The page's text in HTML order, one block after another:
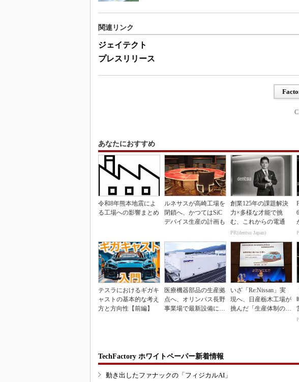
関連リンク
ジェイテクト
プレスリリース
あなたにおすすめ
令和8年熊本地震によ
る工場への影響まとめ
ルネサスが高崎工場を
閉鎖へ、かつてはSiC
デバイス生産の計画も
創業125年の課題解決
力×多様な才能で挑
む、これからの電通
PR(dentsu Japan)
テスラにおけるギガキ
ャストの基本的な考え
方と方向性【前編】
医療機器部品の生産拠
点へ、オリンパス長野
事業場で最新設備に機
いざ「Re:Nissan」実
現へ、日産栃木工場が
挑んだ「生産体制の比
TechFactory ホワイトペーパー新着情報
動き出したファナックの「フィジカルAI」